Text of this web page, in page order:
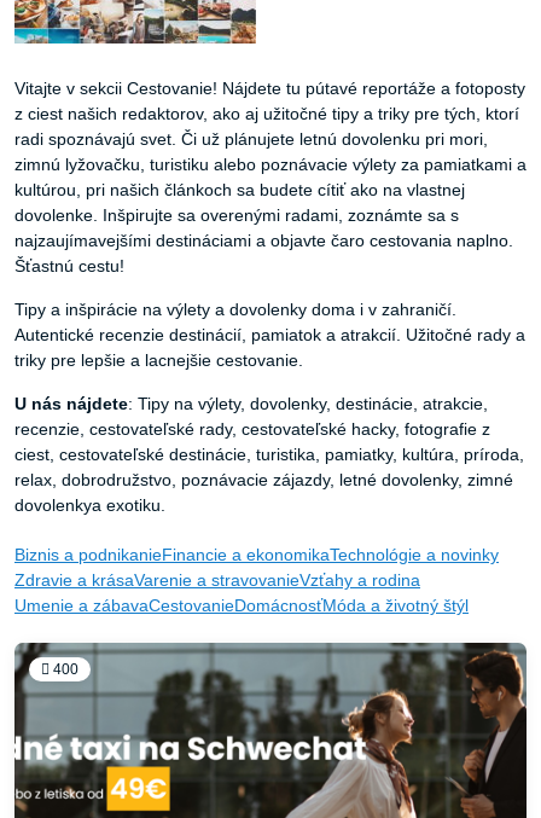
Vitajte v sekcii Cestovanie! Nájdete tu pútavé reportáže a fotoposty
z ciest našich redaktorov, ako aj užitočné tipy a triky pre tých, ktorí
radi spoznávajú svet. Či už plánujete letnú dovolenku pri mori,
zimnú lyžovačku, turistiku alebo poznávacie výlety za pamiatkami a
kultúrou, pri našich článkoch sa budete cítiť ako na vlastnej
dovolenke. Inšpirujte sa overenými radami, zoznámte sa s
najzaujímavejšími destináciami a objavte čaro cestovania naplno.
Šťastnú cestu!
Tipy a inšpirácie na výlety a dovolenky doma i v zahraničí.
Autentické recenzie destinácií, pamiatok a atrakcií. Užitočné rady a
triky pre lepšie a lacnejšie cestovanie.
U nás nájdete: Tipy na výlety, dovolenky, destinácie, atrakcie,
recenzie, cestovateľské rady, cestovateľské hacky, fotografie z
ciest, cestovateľské destinácie, turistika, pamiatky, kultúra, príroda,
relax, dobrodružstvo, poznávacie zájazdy, letné dovolenky, zimné
dovolenkya exotiku.
Biznis a podnikanieFinancie a ekonomikaTechnológie a novinky
Zdravie a krásaVarenie a stravovanieVzťahy a rodina
Umenie a zábavaCestovanieDomácnosťMóda a životný štýl
400